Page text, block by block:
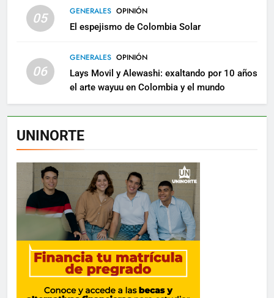
05 GENERALES OPINIÓN
El espejismo de Colombia Solar
06
GENERALES OPINIÓN
Lays Movil y Alewashi: exaltando por 10 años
el arte wayuu en Colombia y el mundo
UNINORTE